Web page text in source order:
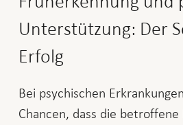
Unterstützung: Der
Erfolg
Bei psychischen
Chancen, dass die betroffene